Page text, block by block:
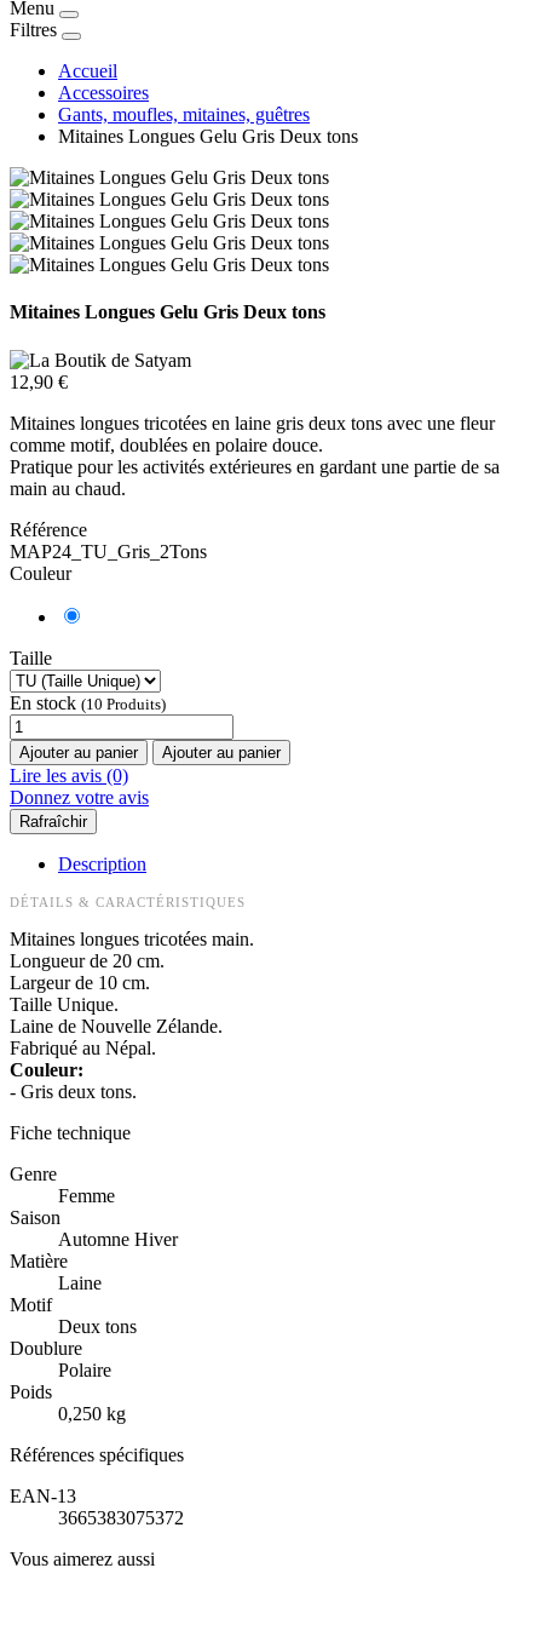
Menu
Filtres
Accueil
Accessoires
Gants, moufles, mitaines, guêtres
Mitaines Longues Gelu Gris Deux tons
Mitaines Longues Gelu Gris Deux tons
12,90 €
Mitaines longues tricotées en laine gris deux tons avec une fleur
comme motif, doublées en polaire douce.
Pratique pour les activités extérieures en gardant une partie de sa
main au chaud.
Référence
MAP24_TU_Gris_2Tons
Couleur
Taille
En stock (10 Produits)
Ajouter au panier Ajouter au panier
Lire les avis (0)
Donnez votre avis
Description
DÉTAILS & CARACTÉRISTIQUES
Mitaines longues tricotées main.
Longueur de 20 cm.
Largeur de 10 cm.
Taille Unique.
Laine de Nouvelle Zélande.
Fabriqué au Népal.
Couleur:
- Gris deux tons.
Fiche technique
Genre
Femme
Saison
Automne Hiver
Matière
Laine
Motif
Deux tons
Doublure
Polaire
Poids
0,250 kg
Références spécifiques
EAN-13
3665383075372
Vous aimerez aussi